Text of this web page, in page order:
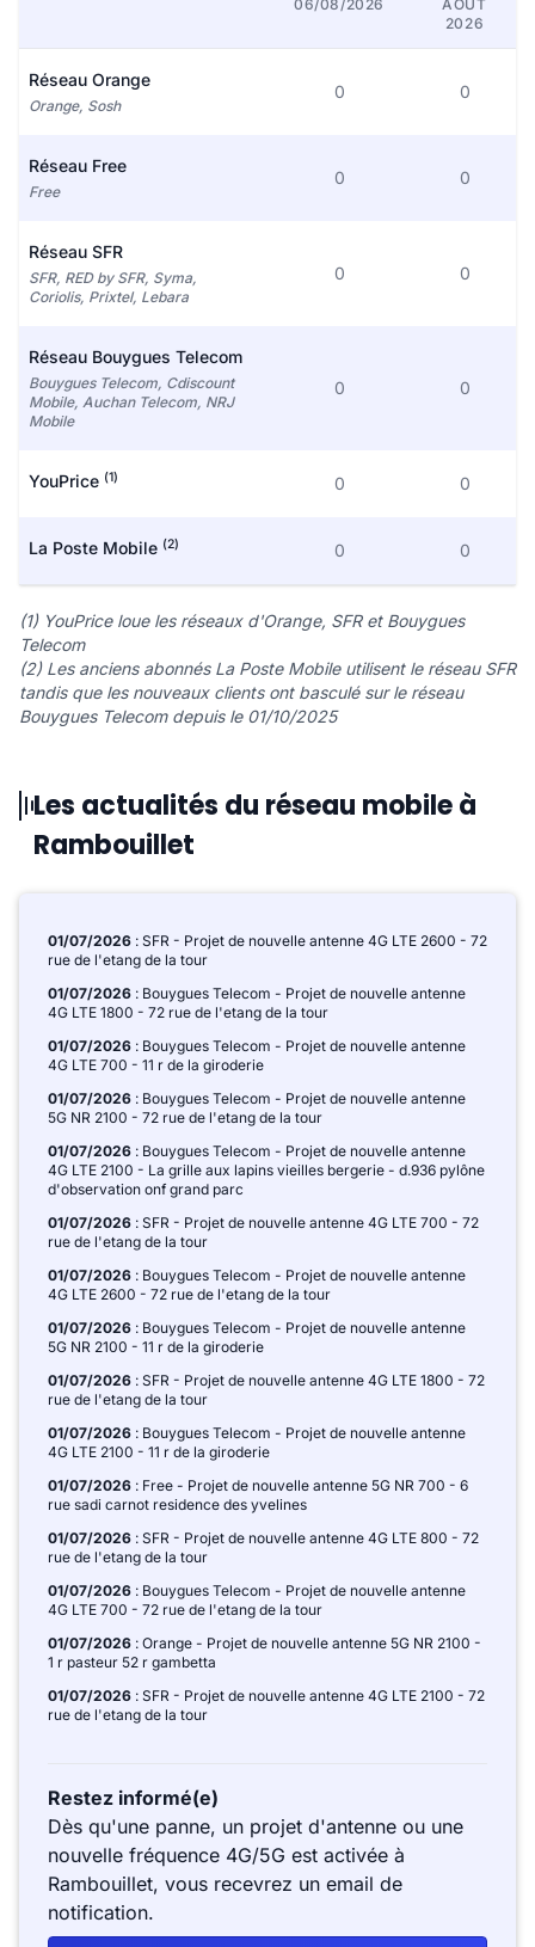
06/08/2026
AOÛT
2026
Réseau Orange
Orange, Sosh
0 0
Réseau Free
Free
0 0
Réseau SFR
SFR, RED by SFR, Syma,
Coriolis, Prixtel, Lebara
0 0
Réseau Bouygues Telecom
Bouygues Telecom, Cdiscount
Mobile, Auchan Telecom, NRJ
Mobile
0 0
YouPrice (1) 0 0
La Poste Mobile (2) 0 0
(1) YouPrice loue les réseaux d'Orange, SFR et Bouygues
Telecom
(2) Les anciens abonnés La Poste Mobile utilisent le réseau SFR
tandis que les nouveaux clients ont basculé sur le réseau
Bouygues Telecom depuis le 01/10/2025
Les actualités du réseau mobile à
Rambouillet
01/07/2026 : SFR - Projet de nouvelle antenne 4G LTE 2600 - 72
rue de l'etang de la tour
01/07/2026 : Bouygues Telecom - Projet de nouvelle antenne
4G LTE 1800 - 72 rue de l'etang de la tour
01/07/2026 : Bouygues Telecom - Projet de nouvelle antenne
4G LTE 700 - 11 r de la giroderie
01/07/2026 : Bouygues Telecom - Projet de nouvelle antenne
5G NR 2100 - 72 rue de l'etang de la tour
01/07/2026 : Bouygues Telecom - Projet de nouvelle antenne
4G LTE 2100 - La grille aux lapins vieilles bergerie - d.936 pylône
d'observation onf grand parc
01/07/2026 : SFR - Projet de nouvelle antenne 4G LTE 700 - 72
rue de l'etang de la tour
01/07/2026 : Bouygues Telecom - Projet de nouvelle antenne
4G LTE 2600 - 72 rue de l'etang de la tour
01/07/2026 : Bouygues Telecom - Projet de nouvelle antenne
5G NR 2100 - 11 r de la giroderie
01/07/2026 : SFR - Projet de nouvelle antenne 4G LTE 1800 - 72
rue de l'etang de la tour
01/07/2026 : Bouygues Telecom - Projet de nouvelle antenne
4G LTE 2100 - 11 r de la giroderie
01/07/2026 : Free - Projet de nouvelle antenne 5G NR 700 - 6
rue sadi carnot residence des yvelines
01/07/2026 : SFR - Projet de nouvelle antenne 4G LTE 800 - 72
rue de l'etang de la tour
01/07/2026 : Bouygues Telecom - Projet de nouvelle antenne
4G LTE 700 - 72 rue de l'etang de la tour
01/07/2026 : Orange - Projet de nouvelle antenne 5G NR 2100 -
1 r pasteur 52 r gambetta
01/07/2026 : SFR - Projet de nouvelle antenne 4G LTE 2100 - 72
rue de l'etang de la tour
Restez informé(e)
Dès qu'une panne, un projet d'antenne ou une
nouvelle fréquence 4G/5G est activée à
Rambouillet, vous recevrez un email de
notification.